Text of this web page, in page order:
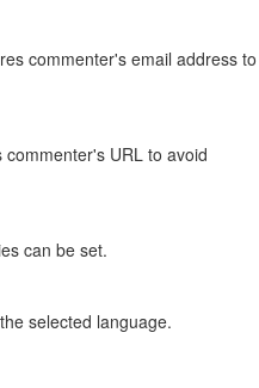
commenter's email address to
commenter's URL to avoid
can be set.
selected language.